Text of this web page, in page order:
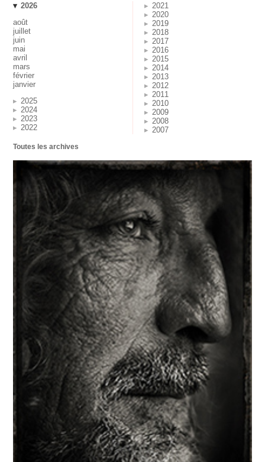
2026
août
juillet
juin
mai
avril
mars
février
janvier
2025
2024
2023
2022
2021
2020
2019
2018
2017
2016
2015
2014
2013
2012
2011
2010
2009
2008
2007
Toutes les archives